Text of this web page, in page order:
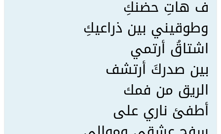
ف هاتِ حضنكِ
وطوقيني بين ذراعيكِ
اشتاقُ أرتمي
بين صدركَ أرتشف
الريق من فمك
أطفئ ناري على